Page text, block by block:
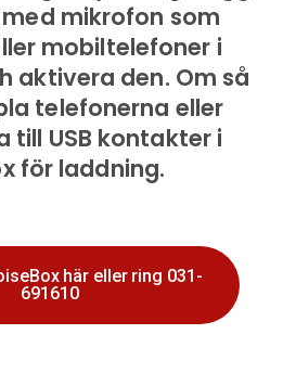
mikrofon som
mobiltelefoner i
aktivera den. Om så
telefonerna eller
till USB kontakter i
för laddning.
här eller ring 031-
691610